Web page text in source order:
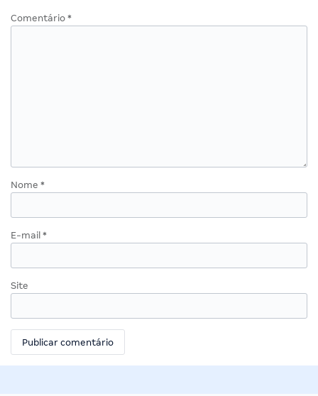
Comentário *
Nome *
E-mail *
Site